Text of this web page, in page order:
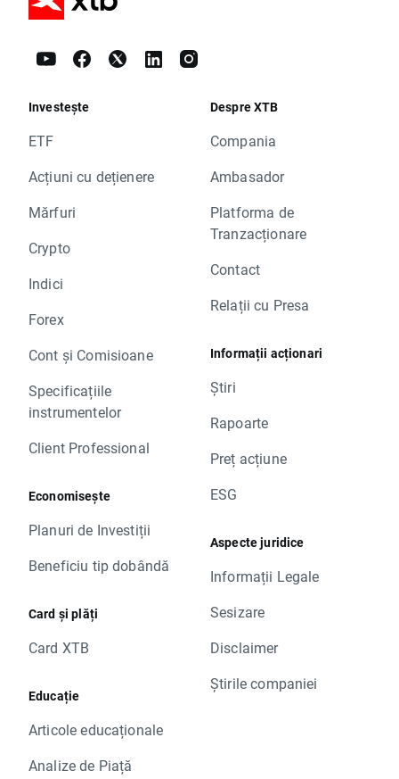
Investește
ETF
Acțiuni cu dețienere
Mărfuri
Crypto
Indici
Forex
Cont și Comisioane
Specificațiile
instrumentelor
Client Professional
Economisește
Planuri de Investiții
Beneficiu tip dobândă
Card și plăți
Card XTB
Educație
Articole educaționale
Analize de Piață
Despre XTB
Compania
Ambasador
Platforma de
Tranzacționare
Contact
Relații cu Presa
Informații acționari
Știri
Rapoarte
Preț acțiune
ESG
Aspecte juridice
Informații Legale
Sesizare
Disclaimer
Știrile companiei